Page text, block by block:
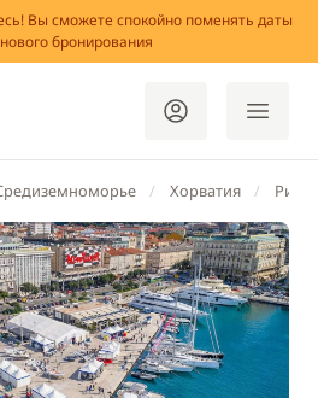
Вы сможете спокойно поменять даты
бронирования
Хорватия Риека